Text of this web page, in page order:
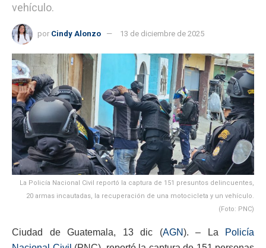
vehículo.
por Cindy Alonzo 13 de diciembre de 2025
La Policía Nacional Civil reportó la captura de 151 presuntos delincuentes,
20 armas incautadas, la recuperación de una motocicleta y un vehículo.
(Foto: PNC)
Ciudad de Guatemala, 13 dic (AGN). – La
Policía